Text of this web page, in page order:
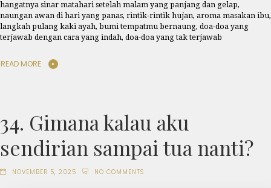
hangatnya sinar matahari setelah malam yang panjang dan gelap,
naungan awan di hari yang panas, rintik-rintik hujan, aroma masakan ibu,
langkah pulang kaki ayah, bumi tempatmu bernaung, doa-doa yang
terjawab dengan cara yang indah, doa-doa yang tak terjawab
READ MORE
34. Gimana kalau aku
sendirian sampai tua nanti?
NOVEMBER 5, 2025 NO COMMENTS